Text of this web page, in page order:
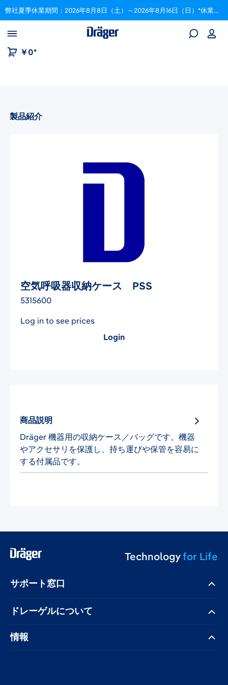
to B2B platform navigation 弊社夏季休業期間：2026年8月8日（土）～2026年8月16日（日）*休業期間中にいただいたご注文は、8月17日以降順次対応いたします。
￥0*
製品紹介
画像ギャラリーをスキップ
空気呼吸器収納ケース PSS
5315600
Log in to see prices
Login
商品説明
Dräger 機器用の収納ケース／バッグです。機器
やアクセサリを保護し、持ち運びや保管を容易に
する付属品です。
Technologyfor Life
サポート窓口
ドレーゲル​について
情報